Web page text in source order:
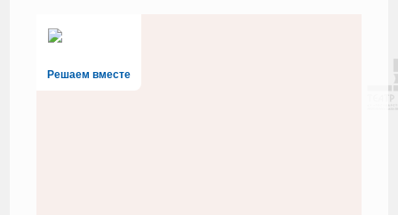
Решаем вместе